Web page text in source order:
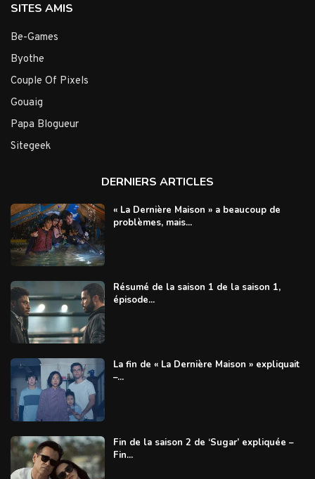
SITES AMIS
Be-Games
Byothe
Couple Of Pixels
Gouaig
Papa Blogueur
Sitegeek
DERNIERS ARTICLES
« La Dernière Maison » a beaucoup de
problèmes, mais...
Résumé de la saison 1 de la saison 1,
épisode...
La fin de « La Dernière Maison » expliquait
–...
Fin de la saison 2 de ‘Sugar’ expliquée –
Fin...